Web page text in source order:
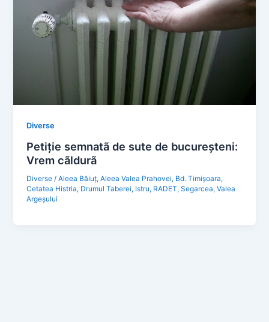
Diverse
Petiţie semnatã de sute de bucureşteni:
Vrem cãldurã
Diverse /Aleea Băiuț,Aleea Valea Prahovei, Bd. Timișoara,
Cetatea Histria, Drumul Taberei, Istru, RADET,Segarcea,Valea
Argeșului